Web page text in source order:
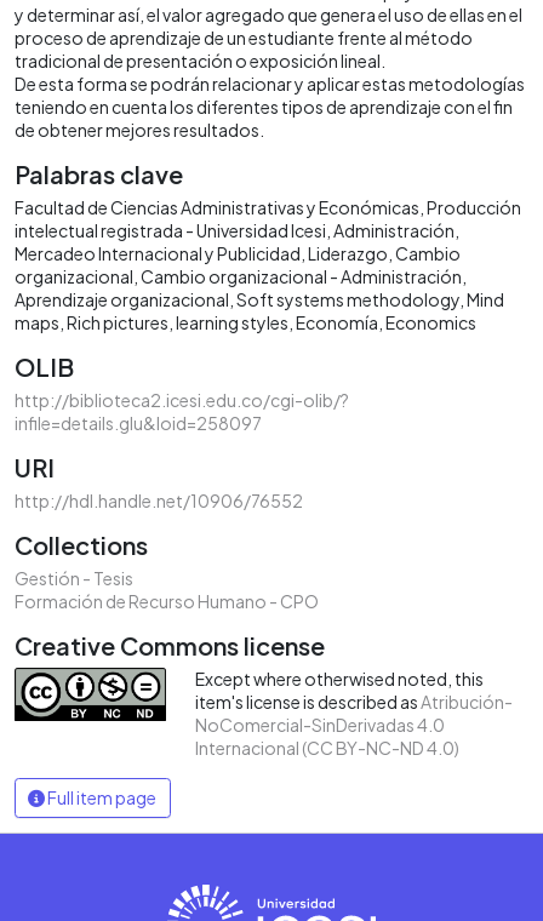
y determinar así, el valor agregado que genera el uso de ellas en el
proceso de aprendizaje de un estudiante frente al método
tradicional de presentación o exposición lineal.
De esta forma se podrán relacionar y aplicar estas metodologías
teniendo en cuenta los diferentes tipos de aprendizaje con el fin
de obtener mejores resultados.
Palabras clave
Facultad de Ciencias Administrativas y Económicas Producción
intelectual registrada - Universidad Icesi Administración
Mercadeo Internacional y Publicidad Liderazgo Cambio
organizacional Cambio organizacional - Administración
Aprendizaje organizacional Soft systems methodology Mind
maps Rich pictures learning styles Economía Economics
OLIB
http://biblioteca2.icesi.edu.co/cgi-olib/?
infile=details.glu&loid=258097
URI
http://hdl.handle.net/10906/76552
Collections
Gestión - Tesis
Formación de Recurso Humano - CPO
Creative Commons license
Except where otherwised noted, this
item's license is described asAtribución-
NoComercial-SinDerivadas 4.0
Internacional (CC BY-NC-ND 4.0)
Full item page